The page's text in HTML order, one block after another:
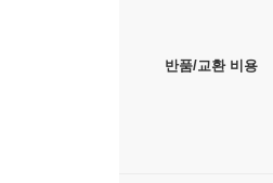
반품/교환 비용